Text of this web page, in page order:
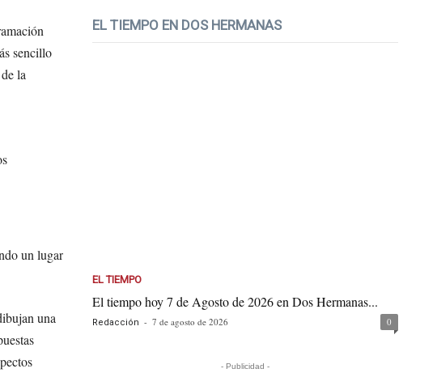
sencillo
la
un lugar
una
EL TIEMPO EN DOS HERMANAS
EL TIEMPO
El tiempo hoy 7 de Agosto de 2026 en Dos Hermanas...
Redacción - 7 de agosto de 2026 0
- Publicidad -